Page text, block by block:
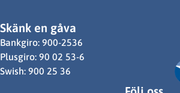
Skänk en gåva
Bankgiro: 900-2536
Plusgiro: 90 02 53-6
Swish: 900 25 36